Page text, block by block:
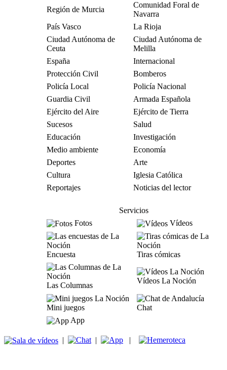
Región de Murcia
Comunidad Foral de
Navarra
País Vasco
La Rioja
Ciudad Autónoma de
Ceuta
Ciudad Autónoma de
Melilla
España
Internacional
Protección Civil
Bomberos
Policía Local
Policía Nacional
Guardia Civil
Armada Española
Ejército del Aire
Ejército de Tierra
Sucesos
Salud
Educación
Investigación
Medio ambiente
Economía
Deportes
Arte
Cultura
Iglesia Católica
Reportajes
Noticias del lector
Servicios
Fotos
Vídeos
Encuesta Tiras cómicas
Las Columnas
Vídeos La Noción
Mini juegos
Chat
App
| | |